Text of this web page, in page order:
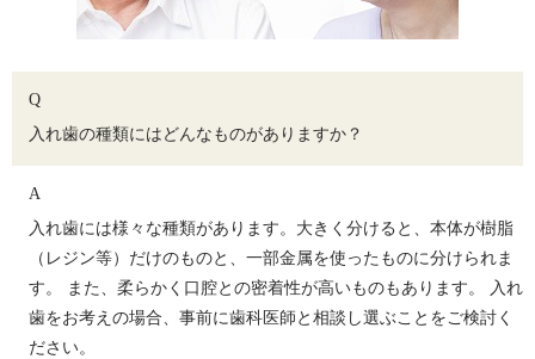
Q
入れ歯の種類にはどんなものがありますか？
A
入れ歯には様々な種類があります。大きく分けると、本体が樹脂
（レジン等）だけのものと、一部金属を使ったものに分けられま
す。 また、柔らかく口腔との密着性が高いものもあります。 入れ
歯をお考えの場合、事前に歯科医師と相談し選ぶことをご検討く
ださい。